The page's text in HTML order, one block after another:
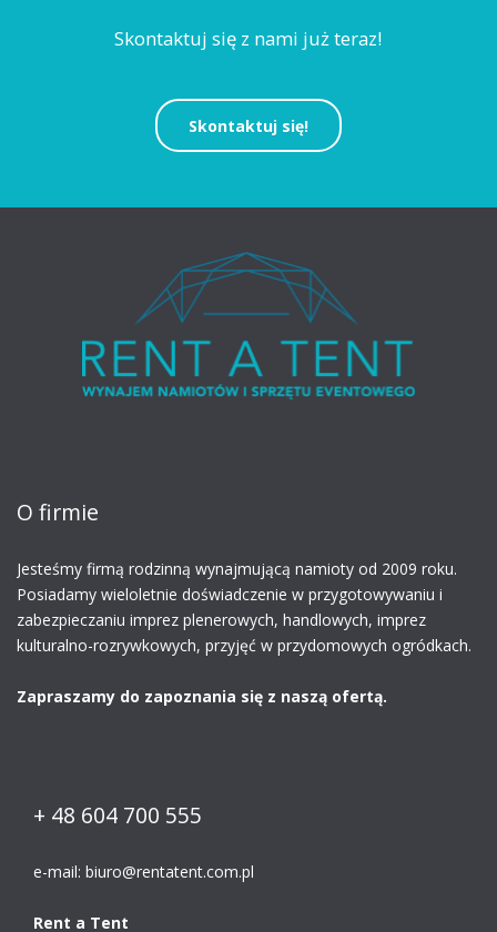
Skontaktuj się z nami już teraz!
Skontaktuj się!
O firmie
Jesteśmy firmą rodzinną wynajmującą namioty od 2009 roku.
Posiadamy wieloletnie doświadczenie w przygotowywaniu i
zabezpieczaniu imprez plenerowych, handlowych, imprez
kulturalno-rozrywkowych, przyjęć w przydomowych ogródkach.
Zapraszamy do zapoznania się z naszą ofertą.
+ 48 604 700 555
e-mail: biuro@rentatent.com.pl
Rent a Tent